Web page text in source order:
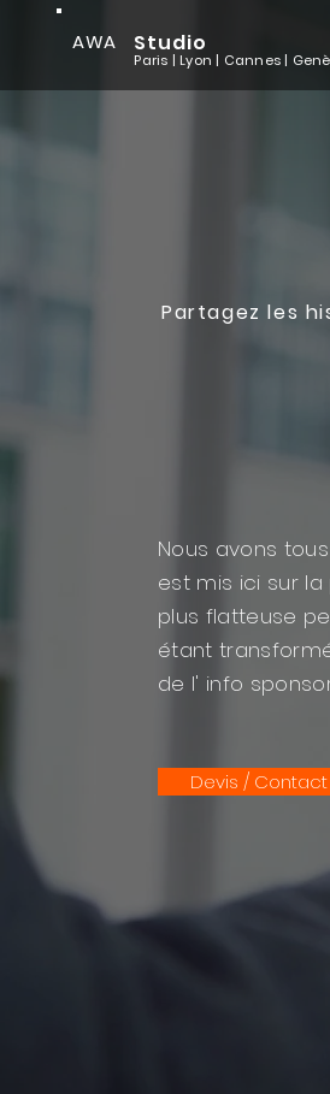
AWA Studio
Paris | Lyon | Cannes |
de
Partagez les
Nous avons
est mis ici sur
plus flatteuse
étant
de l' info
Devis / Contact